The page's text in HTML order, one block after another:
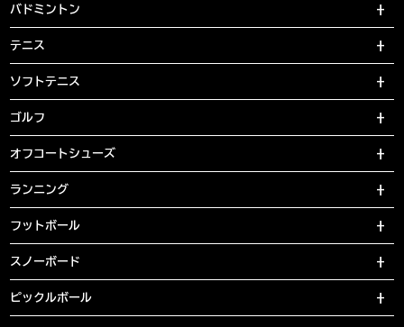
バドミントン
テニス
ソフトテニス
ゴルフ
オフコートシューズ
ランニング
フットボール
スノーボード
ピックルボール